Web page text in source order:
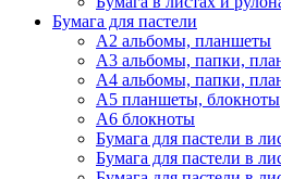
Бумага для пастели
А2 альбомы, планшеты
А3 альбомы, папки,
А4 альбомы, папки,
А5 планшеты, блокноты
А6 блокноты
Бумага для пастели в
Бумага для пастели в